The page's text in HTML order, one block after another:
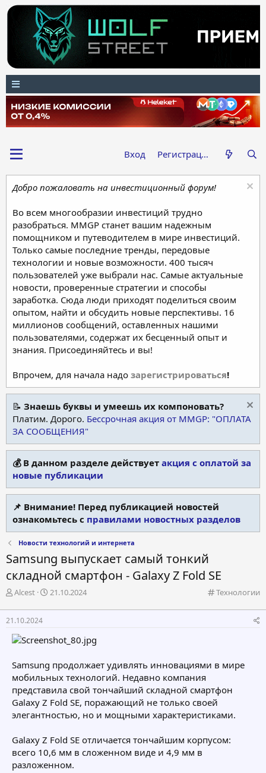
Вход Регистрация
Добро пожаловать на инвестиционный форум!
Во всем многообразии инвестиций трудно
разобраться. MMGP станет вашим надежным
помощником и путеводителем в мире инвестиций.
Только самые последние тренды, передовые
технологии и новые возможности. 400 тысяч
пользователей уже выбрали нас. Самые актуальные
новости, проверенные стратегии и способы
заработка. Сюда люди приходят поделиться своим
опытом, найти и обсудить новые перспективы. 16
миллионов сообщений, оставленных нашими
пользователями, содержат их бесценный опыт и
знания. Присоединяйтесь и вы!
Впрочем, для начала надо зарегистрироваться!
📝 Знаешь буквы и умеешь их компоновать?
Платим. Дорого. Бессрочная акция от MMGP: "ОПЛАТА
ЗА СООБЩЕНИЯ"
💰 В данном разделе действует акция с оплатой за
новые публикации
📌 Внимание! Перед публикацией новостей
ознакомьтесь с правилами новостных разделов
Новости технологий и интернета
Samsung выпускает самый тонкий
складной смартфон - Galaxy Z Fold SE
К
т
и
Технологии
А
т
о
р
т
м
ы
Alcest
Д
т
н
а
а
л
а
21.10.2024
21.10.2024
Samsung продолжает удивлять инновациями в мире
мобильных технологий. Недавно компания
представила свой тончайший складной смартфон
Galaxy Z Fold SE, поражающий не только своей
элегантностью, но и мощными характеристиками.
Galaxy Z Fold SE отличается тончайшим корпусом:
всего 10,6 мм в сложенном виде и 4,9 мм в
разложенном.